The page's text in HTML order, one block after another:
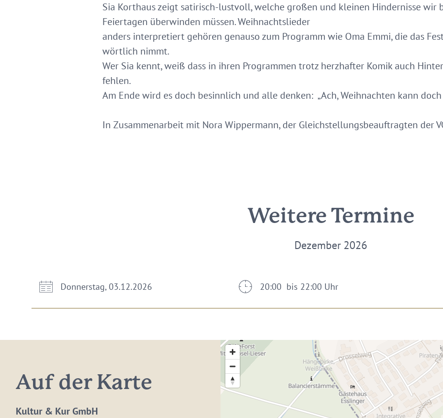
Sia Korthaus zeigt satirisch-lustvoll, welche großen und kleinen Hindernisse wir
Feiertagen überwinden müssen. Weihnachtslieder
anders interpretiert gehören genauso zum Programm wie Oma Emmi, die das
wörtlich nimmt.
Wer Sia kennt, weiß dass in ihren Programmen trotz herzhafter Komik auch
fehlen.
Am Ende wird es doch besinnlich und alle denken: „Ach, Weihnachten kann doch
In Zusammenarbeit mit Nora Wippermann, der Gleichstellungsbeauftragten der
Weitere Termine
Dezember 2026
Donnerstag, 03.12.2026 20:00 bis 22:00 Uhr
Auf der Karte
Kultur & Kur GmbH